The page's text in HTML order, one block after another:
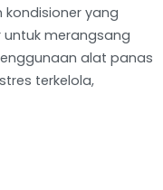
yang
merangsang
alat panas
terkelola,